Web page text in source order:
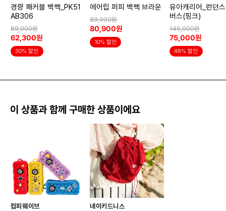
경량 패커블 백팩_PK51
AB306
89,000원
62,300원
30% 할인
에어립 퍼피 백팩 브라운
89,900원
80,900원
10% 할인
유아캐리어_런던
버스(핑크)
145,000원
75,000원
48% 할인
이 상품과 함께 구매한 상품이에요
컴피웨이브 네이키드니스